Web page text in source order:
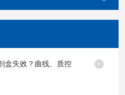
盒失效？曲线、质控